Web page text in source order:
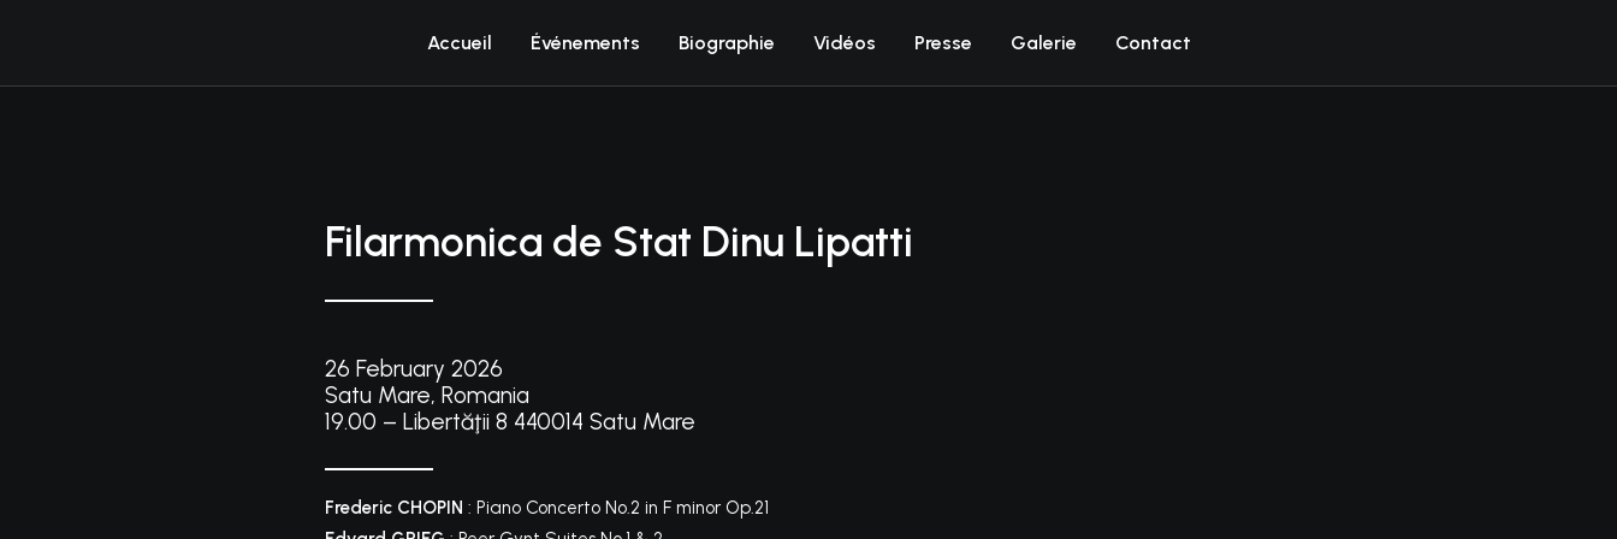
Accueil Événements Biographie Vidéos Presse Galerie Contact
Filarmonica de Stat Dinu Lipatti
26 February 2026
Satu Mare, Romania
19.00 – Libertăţii 8 440014 Satu Mare
Frederic CHOPIN : Piano Concerto No.2 in F minor Op.21